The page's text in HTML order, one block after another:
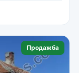
Продажба